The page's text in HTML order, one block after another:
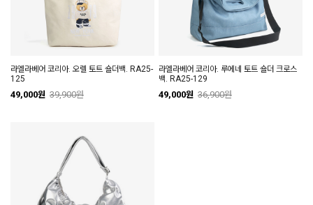
라엘라베어 코리아. 오렐 토트 숄더백. RA25-
125
49,000원 39,900원
라엘라베어 코리아. 루에네 토트 숄더 크로스
백. RA25-129
49,000원 36,900원